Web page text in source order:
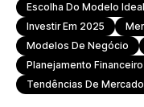
Escolha Do Modelo Ideal
Investir Em 2025
Modelos De Negócio
Planejamento Financeiro
Tendências De Mercado